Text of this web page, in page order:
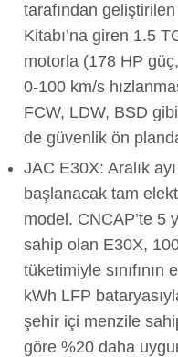
tarafından
Kitabı’na giren 1.5
motorla (178 HP
0-100 km/s
FCW, LDW, BSD
de güvenlik ön
JAC E30X: Aralık
başlanacak tam
model. CNCAP’te 5
sahip olan E30X,
tüketimiyle
kWh LFP
şehir içi menzile
göre %20 daha